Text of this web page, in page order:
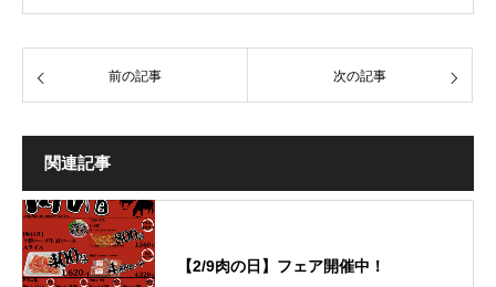
前の記事 次の記事
関連記事
【2/9肉の日】フェア開催中！